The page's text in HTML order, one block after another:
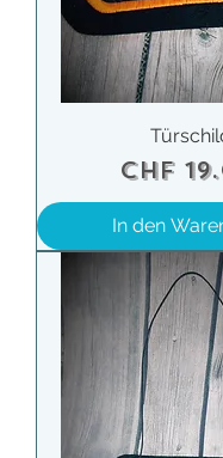
Preis
CHF
In den